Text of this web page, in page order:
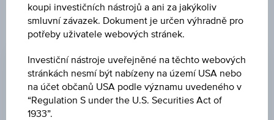
ZMĚNA
-1,11(-0,76 %)
CENA
144,38
koupi investičních nástrojů a ani za jakýkoliv
smluvní závazek. Dokument je určen výhradně pro
potřeby uživatele webových stránek.
Investiční nástroje uveřejněné na těchto webových
stránkách nesmí být nabízeny na území USA nebo
na účet občanů USA podle významu uvedeného v
“Regulation S under the U.S. Securities Act of
1933”.